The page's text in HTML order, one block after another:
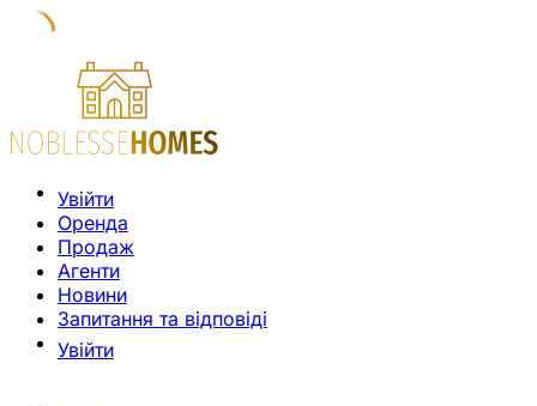
Увійти
Оренда
Продаж
Агенти
Новини
Запитання та відповіді
Увійти